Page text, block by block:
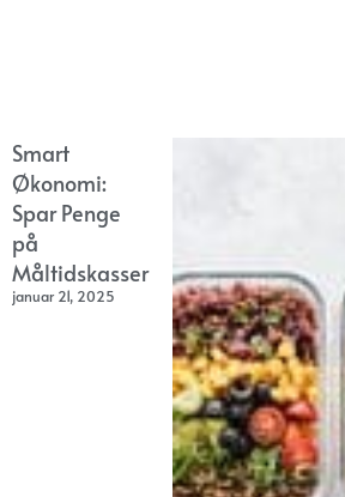
Smart
Økonomi:
Spar Penge
på
Måltidskasser
januar 21, 2025